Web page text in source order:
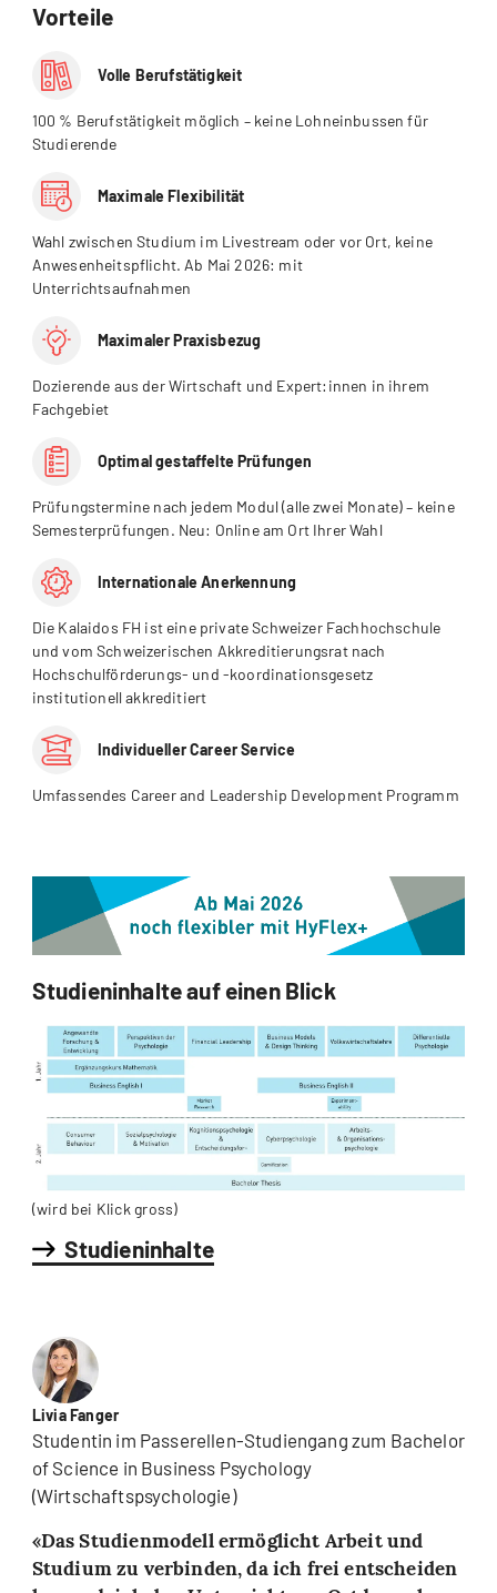
Vorteile
Volle Berufstätigkeit
100 % Berufstätigkeit möglich – keine Lohneinbussen für
Studierende
Maximale Flexibilität
Wahl zwischen Studium im Livestream oder vor Ort, keine
Anwesenheitspflicht. Ab Mai 2026: mit
Unterrichtsaufnahmen
Maximaler Praxisbezug
Dozierende aus der Wirtschaft und Expert:innen in ihrem
Fachgebiet
Optimal gestaffelte Prüfungen
Prüfungstermine nach jedem Modul (alle zwei Monate) – keine
Semesterprüfungen. Neu: Online am Ort Ihrer Wahl
Internationale Anerkennung
Die Kalaidos FH ist eine private Schweizer Fachhochschule
und vom Schweizerischen Akkreditierungsrat nach
Hochschulförderungs- und -koordinationsgesetz
institutionell akkreditiert
Individueller Career Service
Umfassendes Career and Leadership Development Programm
Studieninhalte auf einen Blick
(wird bei Klick gross)
Studieninhalte
Livia Fanger
Studentin im Passerellen-Studiengang zum Bachelor
of Science in Business Psychology
(Wirtschaftspsychologie)
Das Studienmodell ermöglicht Arbeit und
Studium zu verbinden, da ich frei entscheiden